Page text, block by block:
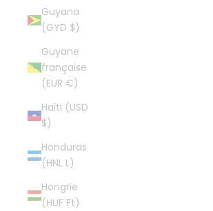
Guyana
(GYD $)
Guyane
française
(EUR €)
Haïti (USD
$)
Honduras
(HNL L)
Hongrie
(HUF Ft)